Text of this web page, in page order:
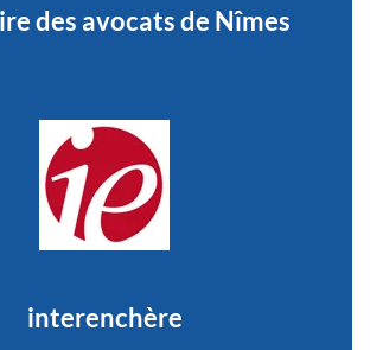
des avocats de Nîmes
interenchère